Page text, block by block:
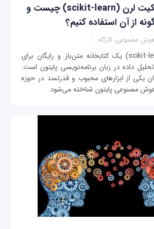
کتابخانه سایکیت لرن (scikit-learn) چیست و
از آن استفاده کنیم؟
مصنوعی, کارگاه
سایکیت-لرن (scikit-learn) یک کتابخانه متن‌باز و رایگان برای
داده در زبان برنامه‌نویسی پایتون است.
یکی از ابزارهای محبوب و قدرتمند در حوزه
مصنوعی پایتون شناخته می‌شود.